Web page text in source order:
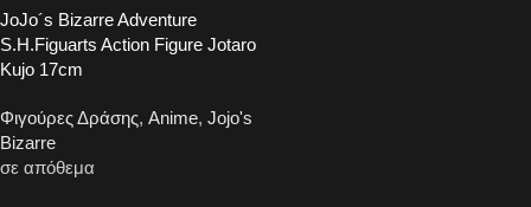
JoJo´s Bizarre Adventure
S.H.Figuarts Action Figure Jotaro
Kujo 17cm
Φιγούρες Δράσης, Anime, Jojo's
Bizarre
σε απόθεμα